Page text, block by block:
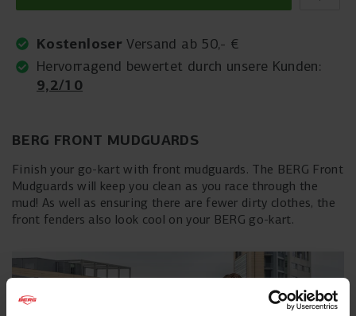
BERG FRONT MUDGUARDS
Finish your go-kart with front mudguards. The BERG Front
Mudguards will keep you clean as you race through the
mud! As well as ensuring there are fewer dirty clothes, the
front fenders also look cool on your BERG go-kart.
KostenloserVersand ab 50,- €
Hervorragend bewertet durch unsere Kunden:
9,2/10